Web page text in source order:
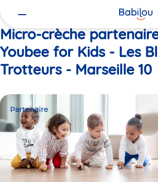
Micro-crèche
Youbee for Kids - Les
Trotteurs - Marseille 10
Partenaire